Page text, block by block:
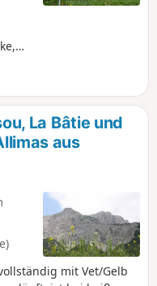
La Bâtie und
aus
mit Vet/Gelb